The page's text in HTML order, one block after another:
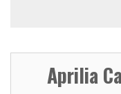
Aprilia